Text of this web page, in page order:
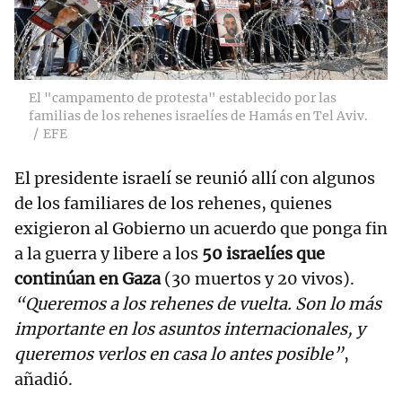
El "campamento de protesta" establecido por las
familias de los rehenes israelíes de Hamás en Tel Aviv.
EFE
El presidente israelí se reunió allí con algunos
de los familiares de los rehenes, quienes
exigieron al Gobierno un acuerdo que ponga fin
a la guerra y libere a los 50 israelíes que
continúan en Gaza(30 muertos y 20 vivos).
“Queremos a los rehenes de vuelta. Son lo más
importante en los asuntos internacionales, y
queremos verlos en casa lo antes posible”,
añadió.